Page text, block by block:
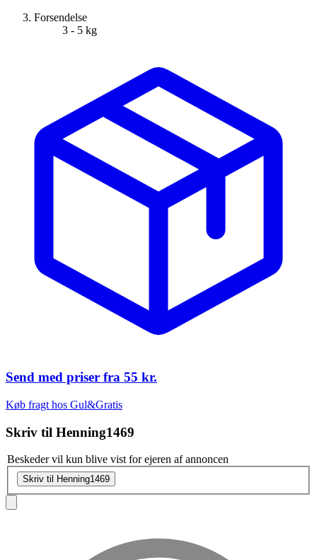
Forsendelse
3 - 5 kg
Send med priser fra 55 kr.
Køb fragt hos Gul&Gratis
Skriv til Henning1469
Beskeder vil kun blive vist for ejeren af annoncen
Skriv til Henning1469